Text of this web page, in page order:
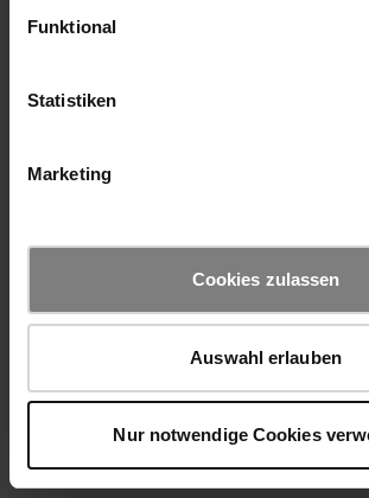
Funktional
Statistiken
Marketing
Cookies zulassen
Auswahl erlauben
Nur notwendige Cookies